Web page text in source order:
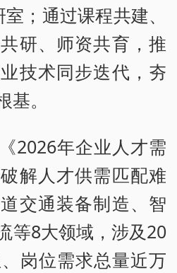
；通过课程共建、
研、师资共育，推
技术同步迭代，夯
。
2026年企业人才需
解人才供需匹配难
交通装备制造、智
等8大领域，涉及20
岗位需求总量近万